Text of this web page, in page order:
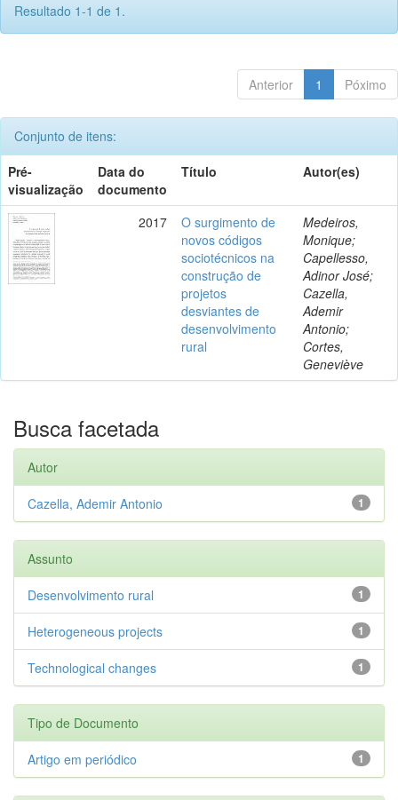
Resultado 1-1 de 1.
Anterior 1 Póximo
Conjunto de itens:
Pré-
visualização
Data do
documento
Título Autor(es)
2017
O surgimento de
novos códigos
sociotécnicos na
construção de
projetos
desviantes de
desenvolvimento
rural
Medeiros,
Monique;
Capellesso,
Adinor José;
Cazella,
Ademir
Antonio;
Cortes,
Geneviève
Busca facetada
Autor
1
Cazella, Ademir Antonio
Assunto
1
Desenvolvimento rural
1
Heterogeneous projects
1
Technological changes
Tipo de Documento
1
Artigo em periódico